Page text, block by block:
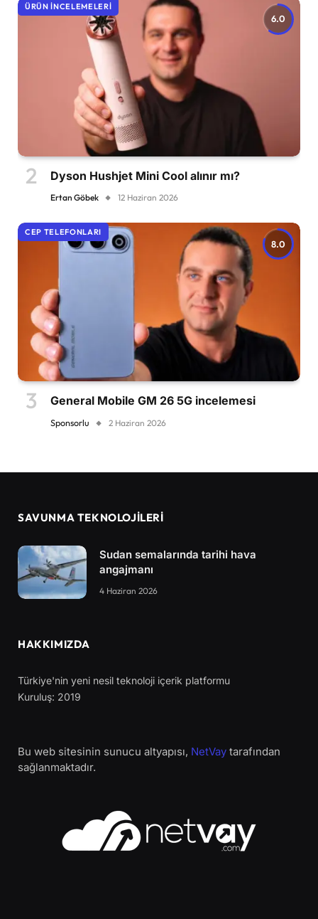
6.0
ÜRÜN İNCELEMELERI
Dyson Hushjet Mini Cool alınır mı?
Ertan Göbek 12 Haziran 2026
8.0
CEP TELEFONLARI
General Mobile GM 26 5G incelemesi
Sponsorlu 2 Haziran 2026
SAVUNMA TEKNOLOJİLERİ
Sudan semalarında tarihi hava
angajmanı
4 Haziran 2026
HAKKIMIZDA
Türkiye'nin yeni nesil teknoloji içerik platformu
Kuruluş: 2019
Bu web sitesinin sunucu altyapısı, NetVay tarafından
sağlanmaktadır.